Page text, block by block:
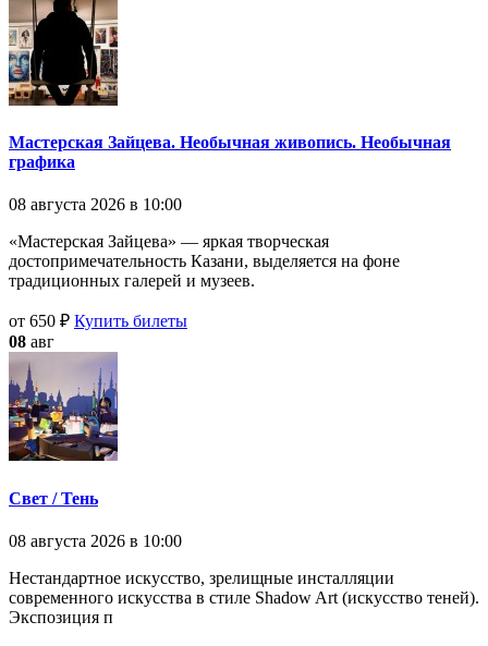
Мастерская Зайцева. Необычная живопись. Необычная
графика
08 августа 2026 в 10:00
«Мастерская Зайцева» — яркая творческая
достопримечательность Казани, выделяется на фоне
традиционных галерей и музеев.
от 650 ₽ Купить билеты
08 авг
Свет / Тень
08 августа 2026 в 10:00
Нестандартное искусство, зрелищные инсталляции
современного искусства в стиле Shadow Art (искусство теней).
Экспозиция п